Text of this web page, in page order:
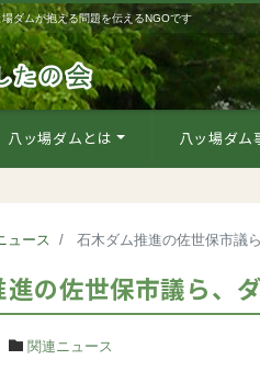
ダムが抱える問題を伝えるNGOです
八ッ場ダムとは 八ッ場ダム
ュース 石木ダム推進の佐世保市議
の佐世保市議ら、
関連ニュース